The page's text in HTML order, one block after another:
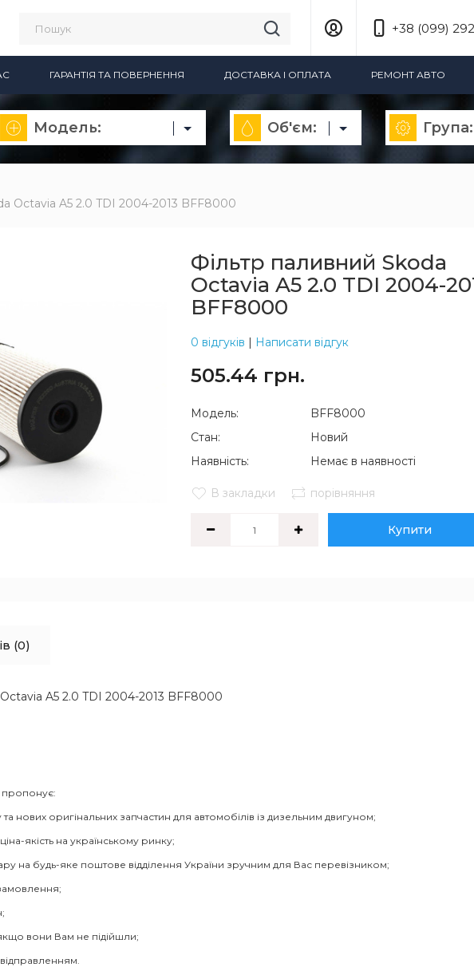
+38 (099) 292
ГАРАНТІЯ ТА ПОВЕРНЕННЯ ДОСТАВКА І ОПЛАТА РЕМОНТ АВТО
Модель: Об'єм: Група:
Octavia A5 2.0 TDI 2004-2013 BFF8000
Фільтр паливний Skoda
Octavia A5 2.0 TDI 2004-
BFF8000
0 відгуків | Написати відгук
505.44 грн.
Модель:
BFF8000
Стан:
Новий
Наявність:
Немає в наявності
В закладки порівняння
Купити
(0)
A5 2.0 TDI 2004-2013 BFF8000
нових оригінальних запчастин для автомобілів із дизельним двигуном;
якість на українському ринку;
на будь-яке поштове відділення України зручним для Вас перевізником;
вони Вам не підійшли;